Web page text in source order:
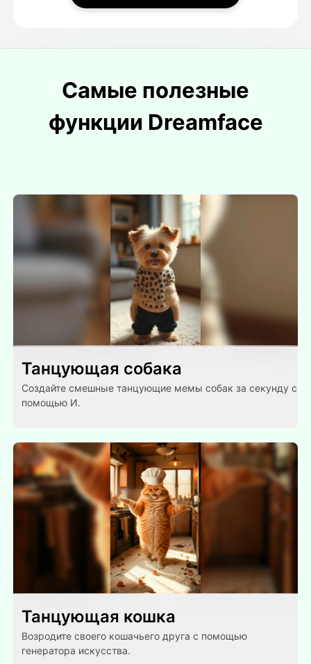
Самые полезные
функции Dreamface
Танцующая собака
Создайте смешные танцующие мемы собак за секунду с
помощью И.
Танцующая кошка
Возродите своего кошачьего друга с помощью
генератора искусства.